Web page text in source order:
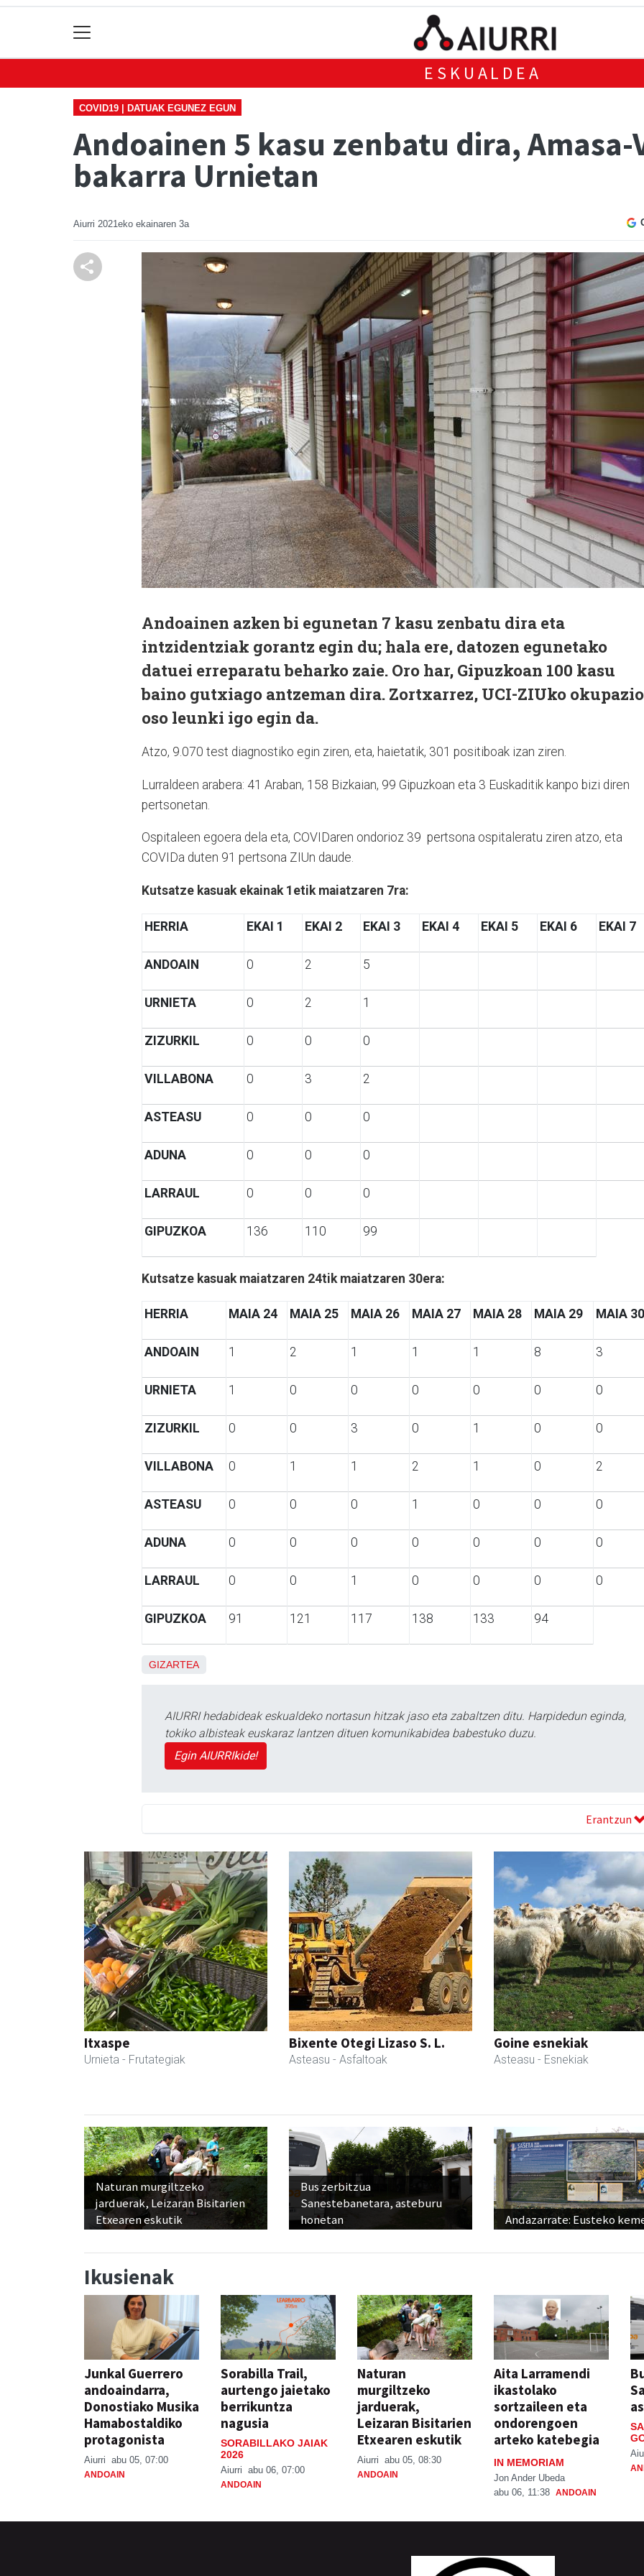
ESKUALDEA
COVID19 | DATUAK EGUNEZ EGUN
Andoainen 5 kasu zenbatu dira,
bakarra Urnietan
Aiurri 2021eko ekainaren 3a
Andoainen azken bi egunetan 7 kasu zenbatu dira eta
intzidentziak gorantz egin du; hala ere, datozen egunetako
datuei erreparatu beharko zaie. Oro har, Gipuzkoan 100 kasu
baino gutxiago antzeman dira. Zortxarrez, UCI-ZIUko
oso leunki igo egin da.
Atzo, 9.070 test diagnostiko egin ziren, eta, haietatik, 301 positiboak izan ziren.
Lurraldeen arabera: 41 Araban, 158 Bizkaian, 99 Gipuzkoan eta 3 Euskaditik kanpo bizi diren
pertsonetan.
Ospitaleen egoera dela eta, COVIDaren ondorioz 39 pertsona ospitaleratu ziren atzo, eta
COVIDa duten 91 pertsona ZIUn daude.
Kutsatze kasuak ekainak 1etik maiatzaren 7ra:
HERRIA EKAI 1 EKAI 2 EKAI 3 EKAI 4 EKAI 5 EKAI 6 EKAI 7
ANDOAIN 0 2 5
URNIETA 0 2 1
ZIZURKIL 0 0 0
VILLABONA 0 3 2
ASTEASU 0 0 0
ADUNA 0 0 0
LARRAUL 0 0 0
GIPUZKOA 136 110 99
Kutsatze kasuak maiatzaren 24tik maiatzaren 30era:
HERRIA MAIA 24 MAIA 25 MAIA 26 MAIA 27 MAIA 28 MAIA 29 MAIA 30
ANDOAIN 1 2 1 1 1 8 3
URNIETA 1 0 0 0 0 0 0
ZIZURKIL 0 0 3 0 1 0 0
VILLABONA 0 1 1 2 1 0 2
ASTEASU 0 0 0 1 0 0 0
ADUNA 0 0 0 0 0 0 0
LARRAUL 0 0 1 0 0 0 0
GIPUZKOA 91 121 117 138 133 94
GIZARTEA
AIURRI hedabideak eskualdeko nortasun hitzak jaso eta zabaltzen ditu. Harpidedun eginda,
tokiko albisteak euskaraz lantzen dituen komunikabidea babestuko duzu.
Egin AIURRIkide!
Erantzun
Itxaspe
Urnieta - Frutategiak
Bixente Otegi Lizaso S. L.
Asteasu - Asfaltoak
Goine esnekiak
Asteasu - Esnekiak
Naturan murgiltzeko
jarduerak, Leizaran Bisitarien
Etxearen eskutik
Bus zerbitzua
Sanestebanetara, asteburu
honetan
Andazarrate: Eusteko
Ikusienak
Junkal Guerrero
andoaindarra,
Donostiako Musika
Hamabostaldiko
protagonista
Aiurri abu 05, 07:00
ANDOAIN
Sorabilla Trail,
aurtengo jaietako
berrikuntza
nagusia
SORABILLAKO JAIAK
2026
Aiurri abu 06, 07:00
ANDOAIN
Naturan
murgiltzeko
jarduerak,
Leizaran Bisitarien
Etxearen eskutik
Aiurri abu 05, 08:30
ANDOAIN
Aita Larramendi
ikastolako
sortzaileen eta
ondorengoen
arteko katebegia
IN MEMORIAM
Jon Ander Ubeda
abu 06, 11:38 ANDOAIN